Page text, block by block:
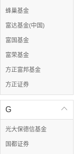
蜂巢基金
富达基金(中国)
富国基金
富荣基金
方正富邦基金
方正证券

G
光大保德信基金
国都证券